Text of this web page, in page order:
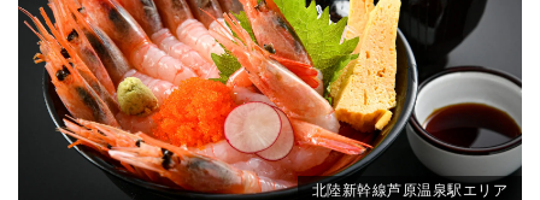
北陸新幹線芦原温泉駅エリア